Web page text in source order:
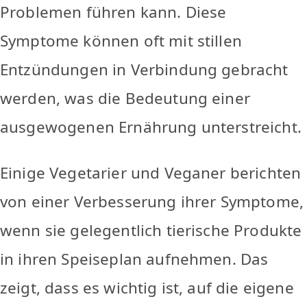
Problemen führen kann. Diese
Symptome können oft mit stillen
Entzündungen in Verbindung gebracht
werden, was die Bedeutung einer
ausgewogenen Ernährung unterstreicht.
Einige Vegetarier und Veganer berichten
von einer Verbesserung ihrer Symptome,
wenn sie gelegentlich tierische Produkte
in ihren Speiseplan aufnehmen. Das
zeigt, dass es wichtig ist, auf die eigene